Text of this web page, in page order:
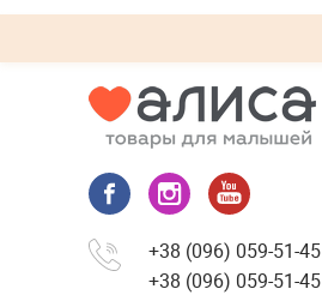
+38 (096) 059-51-45
+38 (096) 059-51-45